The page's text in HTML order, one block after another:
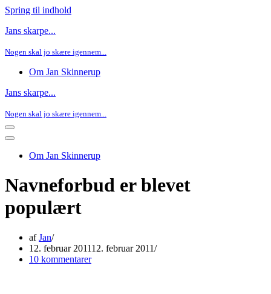
Spring til indhold
Jans skarpe...
Nogen skal jo skære igennem...
Om Jan Skinnerup
Jans skarpe...
Nogen skal jo skære igennem...
Navigation
menu
Navigation
Om Jan Skinnerup
Navneforbud er blevet
populært
afJan
12. februar 201112. februar 2011
10 kommentarer